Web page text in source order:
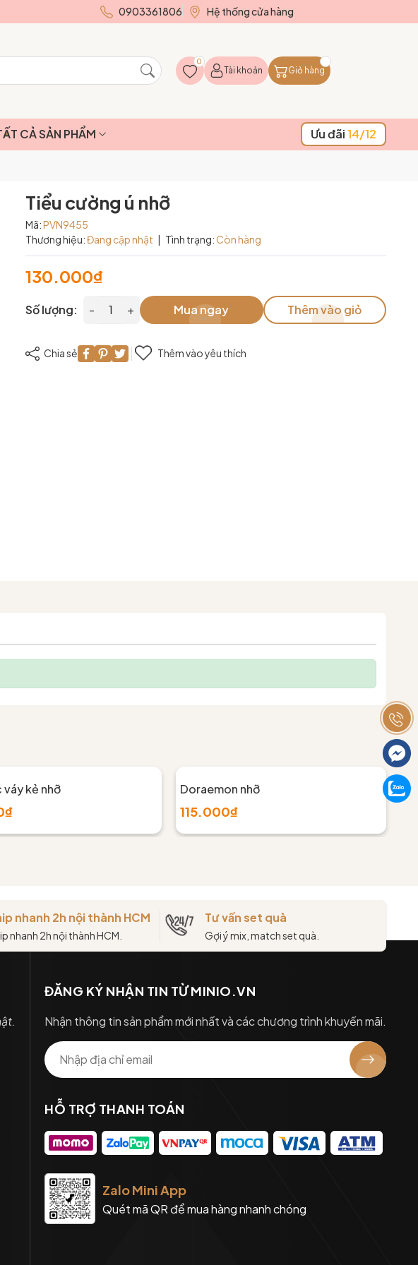
0903361806 Hệ thống cửa hàng
0
Tài khoản Giỏ hàng
CẢ SẢN PHẨM Ưu đãi14/12
Tiểu cường ú nhỡ
Mã:PVN9455
Thương hiệu:Đang cập nhật | Tình trạng:Còn hàng
130.000₫
Số lượng: - + Mua ngay Thêm vào giỏ
Chia sẻ Thêm vào yêu thích
váy kẻ nhỡ Doraemon nhỡ
115.000₫
nhanh 2h nội thành HCM
nhanh 2h nội thành HCM.
Tư vấn set quà
Gợi ý mix, match set quà.
ĐĂNG KÝ NHẬN TIN TỪ MINIO.VN
Nhận thông tin sản phẩm mới nhất và các chương trình khuyến mãi.
HỖ TRỢ THANH TOÁN
Zalo Mini App
Quét mã QR để mua hàng nhanh chóng